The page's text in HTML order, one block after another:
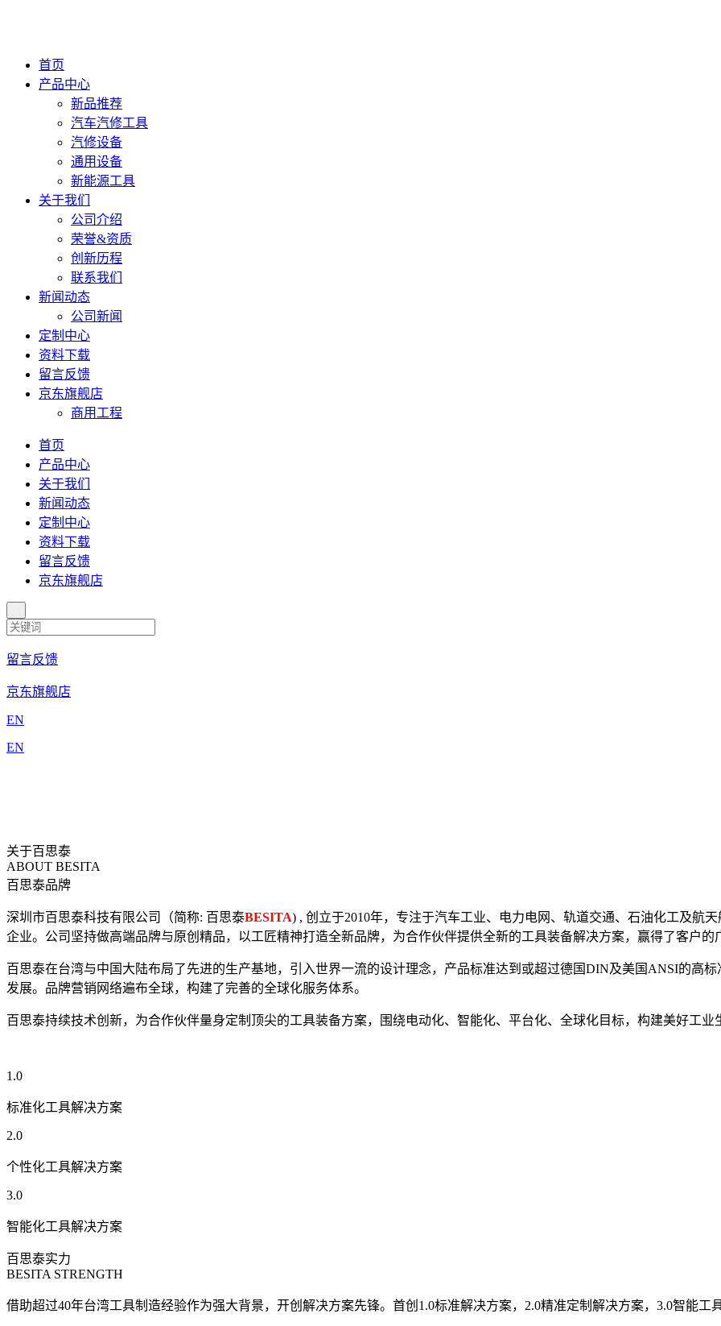
首页
产品中心
新品推荐
汽车汽修工具
汽修设备
通用设备
新能源工具
关于我们
公司介绍
荣誉&资质
创新历程
联系我们
新闻动态
公司新闻
定制中心
资料下载
留言反馈
京东旗舰店
商用工程
首页
产品中心
关于我们
新闻动态
定制中心
资料下载
留言反馈
京东旗舰店
留言反馈
京东旗舰店
EN
EN
关于百思泰
ABOUT BESITA
百思泰品牌
深圳市百思泰科技有限公司（简称: 百思泰BESITA) , 创立于2010年，专注于汽车工业、电力电网、轨道交通、石油化工及航
企业。公司坚持做高端品牌与原创精品，以工匠精神打造全新品牌，为合作伙伴提供全新的工具装备解决方案，赢得了客户的
百思泰在台湾与中国大陆布局了先进的生产基地，引入世界一流的设计理念，产品标准达到或超过德国DIN及美国ANSI的高
发展。品牌营销网络遍布全球，构建了完善的全球化服务体系。
百思泰持续技术创新，为合作伙伴量身定制顶尖的工具装备方案，围绕电动化、智能化、平台化、全球化目标，构建美好工业
1.0
标准化工具解决方案
2.0
个性化工具解决方案
3.0
智能化工具解决方案
百思泰实力
BESITA STRENGTH
借助超过40年台湾工具制造经验作为强大背景，开创解决方案先锋。首创1.0标准解决方案，2.0精准定制解决方案，3.0智能工